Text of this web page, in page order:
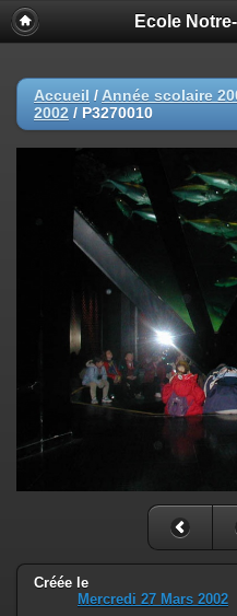
Ecole
Accueil / Année scolaire
2002 / P3270010
Créée le
Mercredi 27 Mars 2002